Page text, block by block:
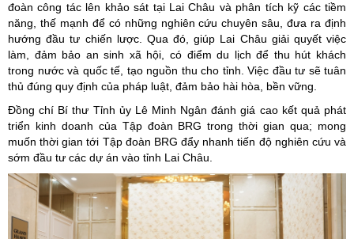
đoàn công tác lên khảo sát tại Lai Châu và phân tích kỹ các tiềm
năng, thế mạnh để có những nghiên cứu chuyên sâu, đưa ra định
hướng đầu tư chiến lược. Qua đó, giúp Lai Châu giải quyết việc
làm, đảm bảo an sinh xã hội, có điểm du lịch để thu hút khách
trong nước và quốc tế, tạo nguồn thu cho tỉnh. Việc đầu tư sẽ tuân
thủ đúng quy định của pháp luật, đảm bảo hài hòa, bền vững.
Đồng chí Bí thư Tỉnh ủy Lê Minh Ngân đánh giá cao kết quả phát
triển kinh doanh của Tập đoàn BRG trong thời gian qua; mong
muốn thời gian tới Tập đoàn BRG đẩy nhanh tiến độ nghiên cứu và
sớm đầu tư các dự án vào tỉnh Lai Châu.